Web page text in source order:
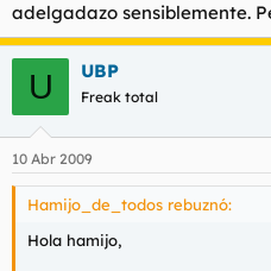
adelgadazo sensiblemente.
U UBP
Freak total
10 Abr 2009
Hamijo_de_todos rebuznó:
Hola hamijo,